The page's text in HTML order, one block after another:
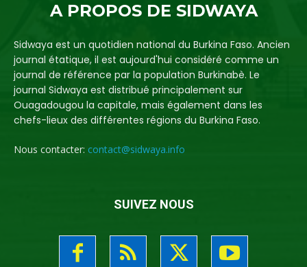
A PROPOS DE SIDWAYA
Sidwaya est un quotidien national du Burkina Faso. Ancien
journal étatique, il est aujourd'hui considéré comme un
journal de référence par la population Burkinabè. Le
journal Sidwaya est distribué principalement sur
Ouagadougou la capitale, mais également dans les
chefs-lieux des différentes régions du Burkina Faso.
Nous contacter: contact@sidwaya.info
SUIVEZ NOUS